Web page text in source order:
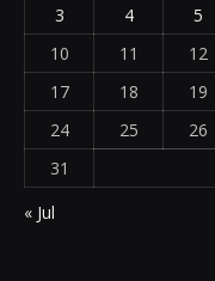
3
4 5
10
11 12
17
18 19
24
25 26
31
« Jul